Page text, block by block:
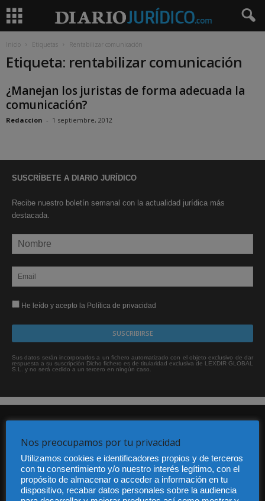
Inicio Etiquetas Rentabilizar comunicación
Etiqueta: rentabilizar comunicación
¿Manejan los juristas de forma adecuada la
comunicación?
Redaccion - 1 septiembre, 2012
SUSCRÍBETE A DIARIO JURÍDICO
Recibe nuestro boletín semanal con la actualidad jurídica más
destacada.
He leído y acepto la Política de privacidad
Sus datos serán incorporados a un fichero automatizado con el objeto exclusivo de dar
respuesta a su suscripción Dicho fichero es de titularidad exclusiva de LEXDIR GLOBAL
S.L. y no será cedido a un tercero en ningún caso.
Audiencia y Publicidad
Quiénes somos
Nos preocupamos por tu privacidad
Utilizamos cookies e identificadores propios y de terceros
con tu consentimiento y/o nuestro interés legítimo, con el
propósito de almacenar o acceder a información en tu
dispositivo, recabar datos personales sobre la audiencia